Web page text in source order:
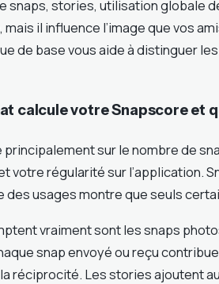
snaps, stories, utilisation globale
il influence l’image que vos
de base vous aide à distinguer
calcule votre Snapscore et
sur le nombre de
votre régularité sur l’application.
des usages montre que seuls
vraiment sont les snaps
snap envoyé ou reçu
réciprocité. Les stories ajoutent